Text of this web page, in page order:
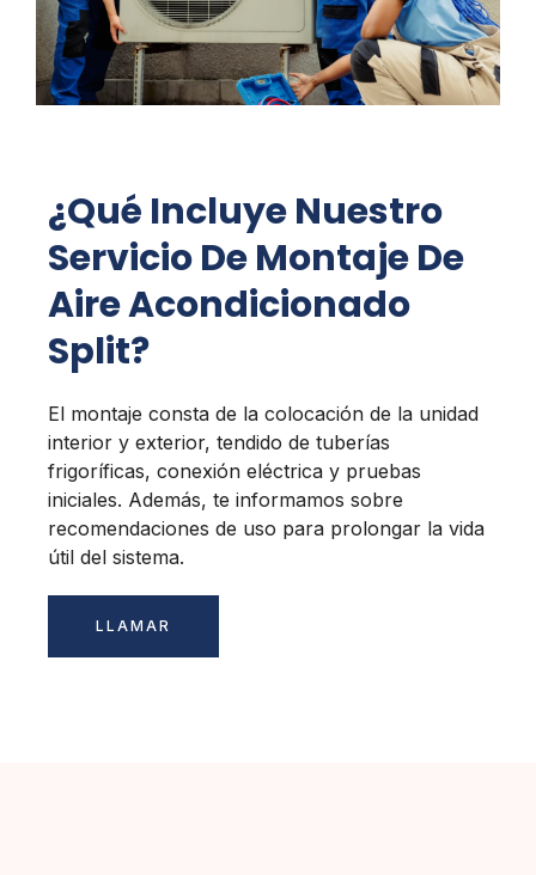
¿Qué Incluye Nuestro
Servicio De Montaje De
Aire Acondicionado
Split?
El montaje consta de la colocación de la unidad
interior y exterior, tendido de tuberías
frigoríficas, conexión eléctrica y pruebas
iniciales. Además, te informamos sobre
recomendaciones de uso para prolongar la vida
útil del sistema.
LLAMAR